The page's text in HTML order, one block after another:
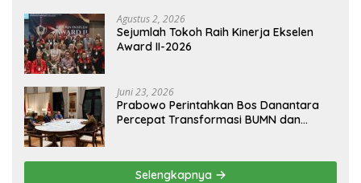
Agustus 2, 2026
Sejumlah Tokoh Raih Kinerja Ekselen
Award II-2026
Juni 23, 2026
Prabowo Perintahkan Bos Danantara
Percepat Transformasi BUMN dan
Selengkapnya